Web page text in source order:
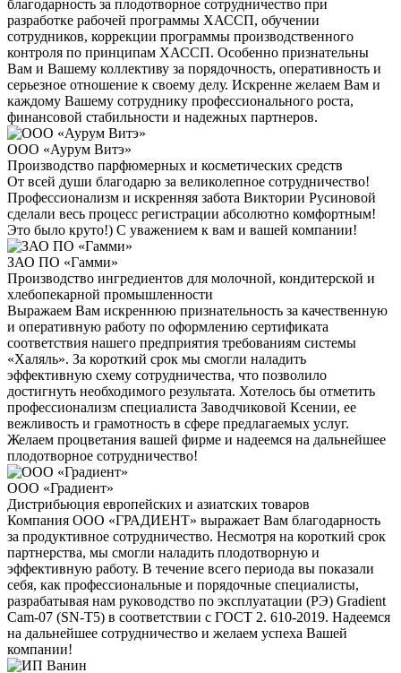
благодарность за плодотворное сотрудничество при
разработке рабочей программы ХАССП, обучении
сотрудников, коррекции программы производственного
контроля по принципам ХАССП. Особенно признательны
Вам и Вашему коллективу за порядочность, оперативность и
серьезное отношение к своему делу. Искренне желаем Вам и
каждому Вашему сотруднику профессионального роста,
финансовой стабильности и надежных партнеров.
ООО «Аурум Витэ»
Производство парфюмерных и косметических средств
От всей души благодарю за великолепное сотрудничество!
Профессионализм и искренняя забота Виктории Русиновой
сделали весь процесс регистрации абсолютно комфортным!
Это было круто!) С уважением к вам и вашей компании!
ЗАО ПО «Гамми»
Производство ингредиентов для молочной, кондитерской и
хлебопекарной промышленности
Выражаем Вам искреннюю признательность за качественную
и оперативную работу по оформлению сертификата
соответствия нашего предприятия требованиям системы
«Халяль». За короткий срок мы смогли наладить
эффективную схему сотрудничества, что позволило
достигнуть необходимого результата. Хотелось бы отметить
профессионализм специалиста Заводчиковой Ксении, ее
вежливость и грамотность в сфере предлагаемых услуг.
Желаем процветания вашей фирме и надеемся на дальнейшее
плодотворное сотрудничество!
ООО «Градиент»
Дистрибьюция европейских и азиатских товаров
Компания ООО «ГРАДИЕНТ» выражает Вам благодарность
за продуктивное сотрудничество. Несмотря на короткий срок
партнерства, мы смогли наладить плодотворную и
эффективную работу. В течение всего периода вы показали
себя, как профессиональные и порядочные специалисты,
разрабатывая нам руководство по эксплуатации (РЭ) Gradient
Cam-07 (SN-T5) в соответствии с ГОСТ 2. 610-2019. Надеемся
на дальнейшее сотрудничество и желаем успеха Вашей
компании!